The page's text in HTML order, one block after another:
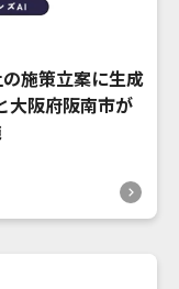
の施策立案に生成
大阪府阪南市が